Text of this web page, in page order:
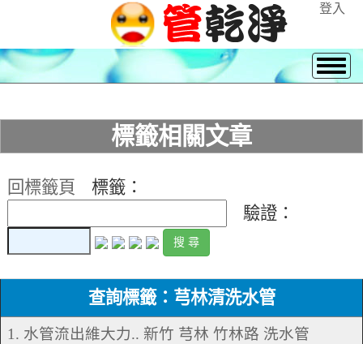
登入
標籤相關文章
回標籤頁
標籤：
驗證：
查詢標籤：芎林清洗水管
1. 水管流出維大力.. 新竹 芎林 竹林路 洗水管